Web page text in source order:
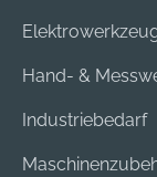
Hand- &
Industriebedarf